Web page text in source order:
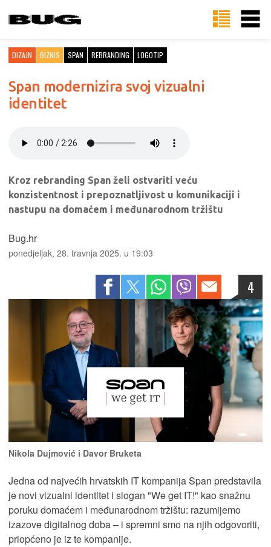
DIZAJN BIZNIS SPAN REBRANDING LOGOTIP
Span modernizira svoj vizualni
identitet
Kroz rebranding Span želi ostvariti veću
konzistentnost i prepoznatljivost u komunikaciji i
nastupu na domaćem i međunarodnom tržištu
Bug.hr
ponedjeljak, 28. travnja 2025. u 19:03
4
Nikola Dujmović i Davor Bruketa
Jedna od najvećih hrvatskih IT kompanija Span predstavila
je novi vizualni identitet i slogan "We get IT!" kao snažnu
poruku domaćem i međunarodnom tržištu: razumijemo
izazove digitalnog doba – i spremni smo na njih odgovoriti,
priopćeno je iz te kompanije.